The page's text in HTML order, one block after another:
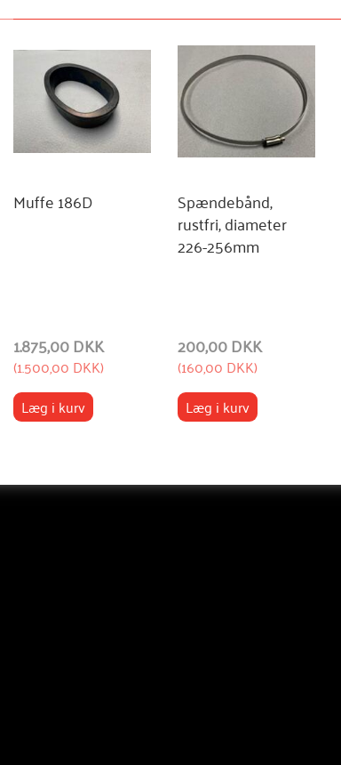
Muffe 186D
1.875,00 DKK
(1.500,00 DKK)
Læg i kurv
Spændebånd,
rustfri, diameter
226-256mm
200,00 DKK
(160,00 DKK)
Læg i kurv